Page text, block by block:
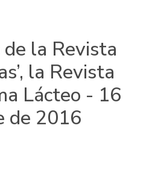
la Revista
la Revista
Lácteo - 16
de 2016